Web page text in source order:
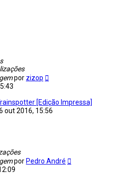
por zizop
[Edição Impressa]
out 2016, 15:56
por Pedro André